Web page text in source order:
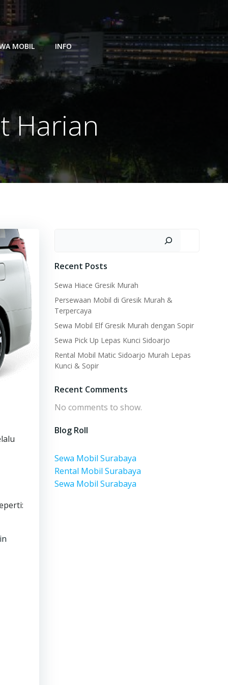
MOBIL INFO
Harian
Recent Posts
Sewa Hiace Gresik Murah
Persewaan Mobil di Gresik Murah &
Terpercaya
Sewa Mobil Elf Gresik Murah dengan Sopir
Sewa Pick Up Lepas Kunci Sidoarjo
Rental Mobil Matic Sidoarjo Murah Lepas
Kunci & Sopir
Recent Comments
No comments to show.
Blog Roll
Sewa Mobil Surabaya
Rental Mobil Surabaya
Sewa Mobil Surabaya